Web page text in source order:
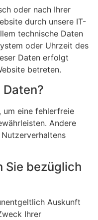
oder nach Ihrer
durch unsere IT-
technische Daten
oder Uhrzeit des
Daten erfolgt
betreten.
um eine fehlerfreie
Andere
Sie bezüglich
Auskunft
Ihrer